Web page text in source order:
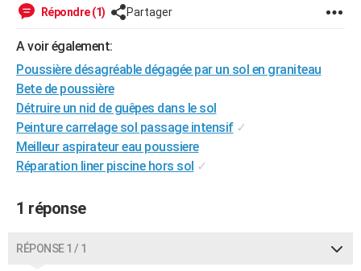
Alimentation
Guide de la santé
Maladies
Médicaments
Sommeil
VOYAGE
Destinations
City break
Voyage nature
Voyage de noces
Forum
Climat
+PHOTO
GUIDES D'ACHAT
BONS PLANS
Répondre (1) Partager
A voir également:
Poussière désagréable dégagée par un sol en graniteau
Bete de poussière
Détruire un nid de guêpes dans le sol
Peinture carrelage sol passage intensif ✓
Meilleur aspirateur eau poussiere
Réparation liner piscine hors sol ✓
1 réponse
RÉPONSE 1 / 1